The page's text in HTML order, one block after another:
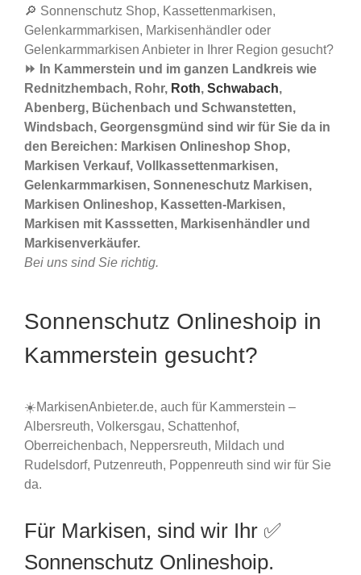
🔎 Sonnenschutz Shop, Kassettenmarkisen,
Gelenkarmmarkisen, Markisenhändler oder
Gelenkarmmarkisen Anbieter in Ihrer Region gesucht?
⏩ In Kammerstein und im ganzen Landkreis wie
Rednitzhembach, Rohr, Roth, Schwabach,
Abenberg, Büchenbach und Schwanstetten,
Windsbach, Georgensgmünd sind wir für Sie da in
den Bereichen: Markisen Onlineshop Shop,
Markisen Verkauf, Vollkassettenmarkisen,
Gelenkarmmarkisen, Sonneneschutz Markisen,
Markisen Onlineshop, Kassetten-Markisen,
Markisen mit Kasssetten, Markisenhändler und
Markisenverkäufer.
Bei uns sind Sie richtig.
Sonnenschutz Onlineshoip in
Kammerstein gesucht?
☀️MarkisenAnbieter.de, auch für Kammerstein –
Albersreuth, Volkersgau, Schattenhof,
Oberreichenbach, Neppersreuth, Mildach und
Rudelsdorf, Putzenreuth, Poppenreuth sind wir für Sie
da.
Für Markisen, sind wir Ihr ✅
Sonnenschutz Onlineshoip.